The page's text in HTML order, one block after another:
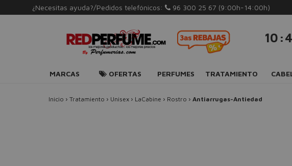
¿Necesitas ayuda?/Pedidos telefónicos: 96 300 25 67 (9:00h-14:00h)
10 :
MARCAS OFERTAS PERFUMES TRATAMIENTO
Inicio › Tratamiento › Unisex › LaCabine › Rostro › Antiarrugas-Antiedad